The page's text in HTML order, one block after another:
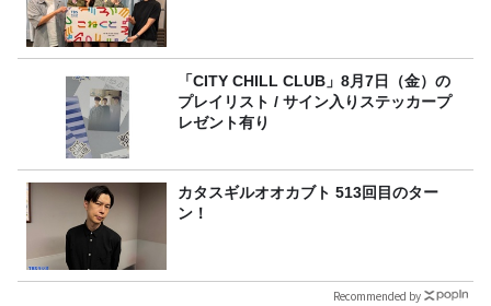
「CITY CHILL CLUB」8月7日（金）の
プレイリスト / サイン入りステッカープ
レゼント有り
カタスギルオオカブト 513回目のター
ン！
Recommended by